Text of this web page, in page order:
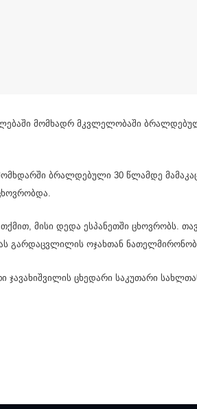
მომ­ხადრ მკვლე­ლო­ბა­ში
ბრალდებული 30 წლამ­დე
მისი დედა ეს­პა­ნეთ­ში ცხოვ­რობს.
გარ­დაც­ვლი­ლის ოჯახ­თან
ცხე­და­რი სა­კუ­თა­რი